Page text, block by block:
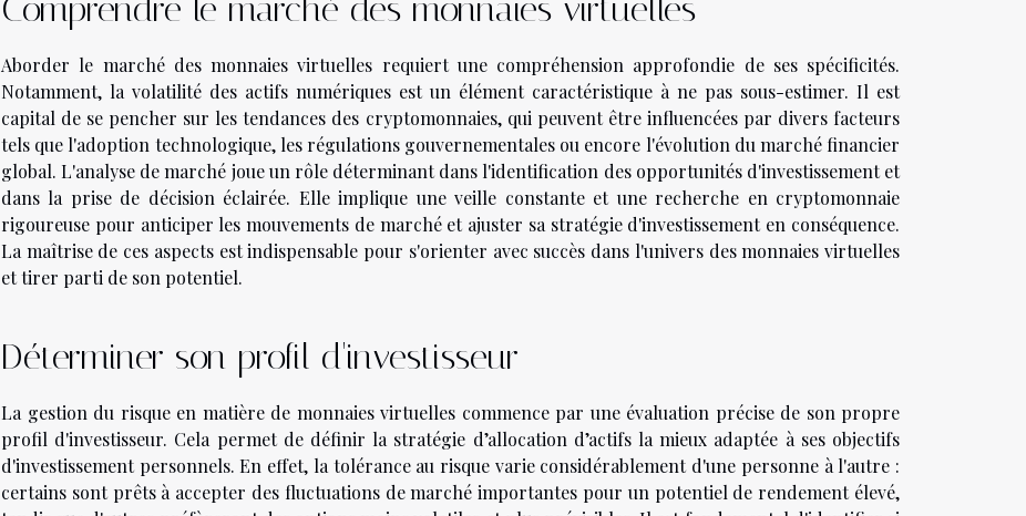
Comprendre le marché des monnaies virtuelles
Aborder le marché des monnaies virtuelles requiert une compréhension approfondie de ses spécificités.
Notamment, la volatilité des actifs numériques est un élément caractéristique à ne pas sous-estimer. Il est
capital de se pencher sur les tendances des cryptomonnaies, qui peuvent être influencées par divers facteurs
tels que l'adoption technologique, les régulations gouvernementales ou encore l'évolution du marché financier
global. L'analyse de marché joue un rôle déterminant dans l'identification des opportunités d'investissement et
dans la prise de décision éclairée. Elle implique une veille constante et une recherche en cryptomonnaie
rigoureuse pour anticiper les mouvements de marché et ajuster sa stratégie d'investissement en conséquence.
La maîtrise de ces aspects est indispensable pour s'orienter avec succès dans l'univers des monnaies virtuelles
et tirer parti de son potentiel.
Déterminer son profil d'investisseur
La gestion du risque en matière de monnaies virtuelles commence par une évaluation précise de son propre
profil d'investisseur. Cela permet de définir la stratégie d’allocation d’actifs la mieux adaptée à ses objectifs
d'investissement personnels. En effet, la tolérance au risque varie considérablement d'une personne à l'autre :
certains sont prêts à accepter des fluctuations de marché importantes pour un potentiel de rendement élevé,